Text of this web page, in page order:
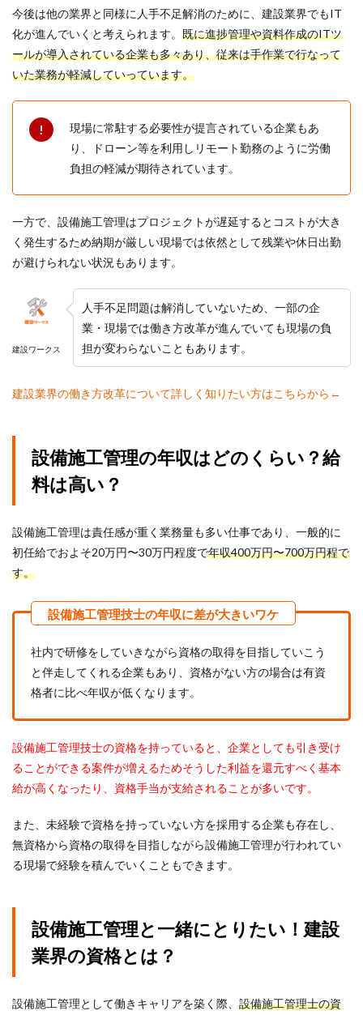
今後は他の業界と同様に人手不足解消のために、建設業界でもIT
化が進んでいくと考えられます。 既に進捗管理や資料作成のITツ
ールが導入されている企業も多々あり、従来は手作業で行なって
いた業務が軽減していっています。
現場に常駐する必要性が提言されている企業もあ
り、ドローン等を利用しリモート勤務のように労働
負担の軽減が期待されています。
一方で、設備施工管理はプロジェクトが遅延するとコストが大き
く発生するため納期が厳しい現場では依然として残業や休日出勤
が避けられない状況もあります。
建設ワークス
人手不足問題は解消していないため、一部の企
業・現場では働き方改革が進んでいても現場の負
担が変わらないこともあります。
建設業界の働き方改革について詳しく知りたい方はこちらから←
設備施工管理の年収はどのくらい？給
料は高い？
設備施工管理は責任感が重く業務量も多い仕事であり、一般的に
初任給でおよそ20万円〜30万円程度で年収400万円〜700万円程で
す。
社内で研修をしていきながら資格の取得を目指していこう
と伴走してくれる企業もあり、資格がない方の場合は有資
格者に比べ年収が低くなります。
設備施工管理技士の資格を持っていると、企業としても引き受け
ることができる案件が増えるためそうした利益を還元すべく基本
給が高くなったり、資格手当が支給されることが多いです。
また、未経験で資格を持っていない方を採用する企業も存在し、
無資格から資格の取得を目指しながら設備施工管理が行われてい
る現場で経験を積んでいくこともできます。
設備施工管理と一緒にとりたい！建設
業界の資格とは？
設備施工管理として働きキャリアを築く際、 設備施工管理士の資